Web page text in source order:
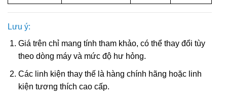
Lưu ý:
Giá trên chỉ mang tính tham khảo, có thể thay đổi tùy
theo dòng máy và mức độ hư hỏng.
Các linh kiện thay thế là hàng chính hãng hoặc linh
kiện tương thích cao cấp.